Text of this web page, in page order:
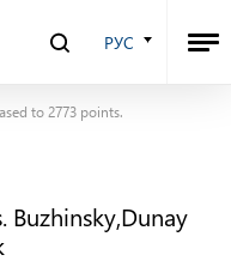
РУС
to 2773 points.
Buzhinsky,Dunay